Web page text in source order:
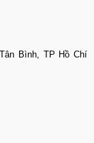
Bình, TP Hồ Chí